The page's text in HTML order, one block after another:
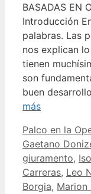
BASADAS EN
Introducción
palabras. Las
nos explican
tienen
son
buen
más
Categorías
Palco en la
Gaetano
giuramento,
Carreras, Leo
Borgia, Marion